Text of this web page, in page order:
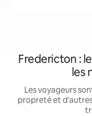
Fredericton :
les
Les voyageurs
propreté et